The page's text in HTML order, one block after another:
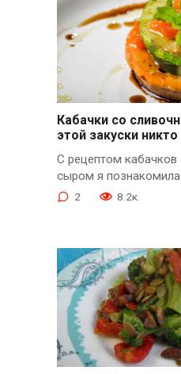
Кабачки со
этой закуски
С рецептом
сыром я
2 8.2к.